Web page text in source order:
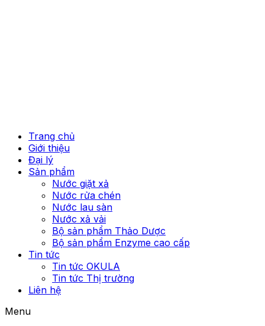
Trang chủ
Giới thiệu
Đại lý
Sản phẩm
Nước giặt xả
Nước rửa chén
Nước lau sàn
Nước xả vải
Bộ sản phẩm Thảo Dược
Bộ sản phẩm Enzyme cao cấp
Tin tức
Tin tức OKULA
Tin tức Thị trường
Liên hệ
Menu